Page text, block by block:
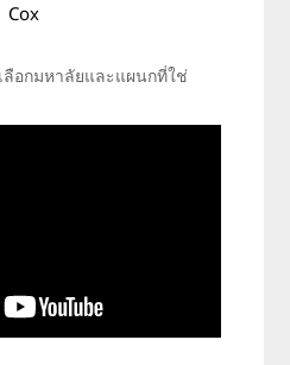
Cox
ลือกมหาลัยและแผนกที่ใช่